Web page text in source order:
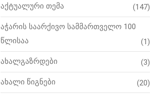
აქტუალური თემა (147)
აჭარის საარქივო სამმართველო 100
წლისაა
(1)
ახალგაზრდები (3)
ახალი წიგნები (20)